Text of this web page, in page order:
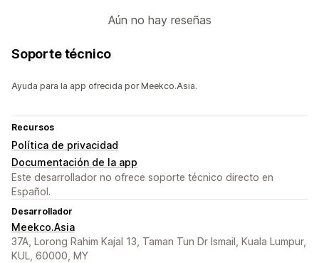
Aún no hay reseñas
Soporte técnico
Ayuda para la app ofrecida por Meekco.Asia.
Recursos
Política de privacidad
Documentación de la app
Este desarrollador no ofrece soporte técnico directo en
Español.
Desarrollador
Meekco.Asia
37A, Lorong Rahim Kajal 13, Taman Tun Dr Ismail, Kuala Lumpur,
KUL, 60000, MY